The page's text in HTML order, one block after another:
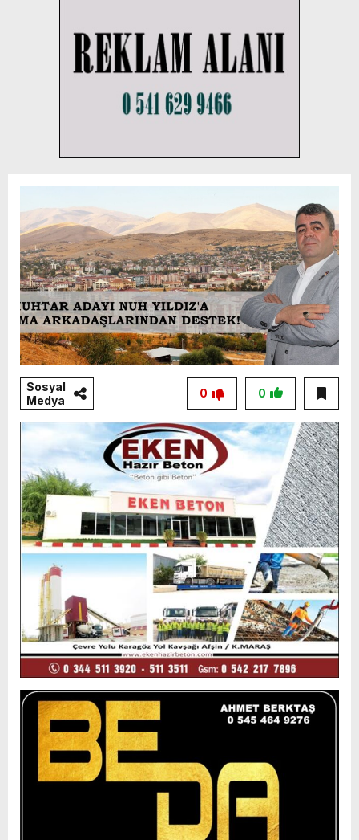
Sosyal
Medya
0
0